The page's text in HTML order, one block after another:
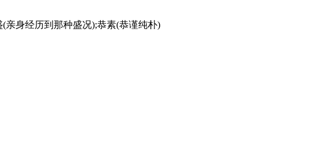
(亲身经历到那种盛况);恭素(恭谨纯朴)